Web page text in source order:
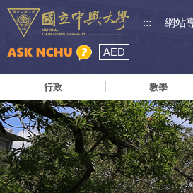
::: 網站
AED
行政 教學